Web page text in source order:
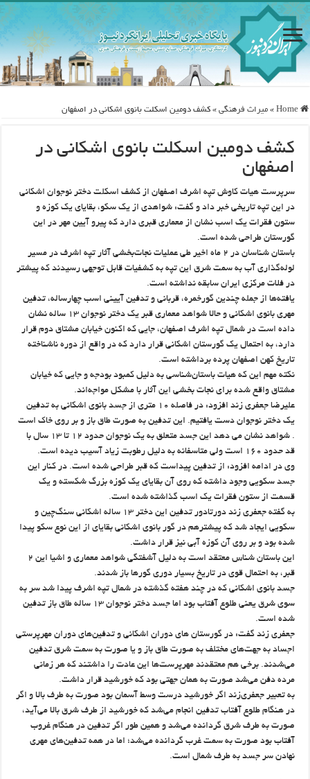
Home
» ميراث فرهنگی » کشف دومین اسکلت بانوی اشکانی در اصفهان
کشف دومین اسکلت بانوی اشکانی در
اصفهان
سرپرست هیات کاوش تپه اشرف اصفهان از کشف اسکلت دختر نوجوان اشکانی
در این تپه تاریخی خبر داد و گفت: شواهدی از یک سکو، بقایای یک کوزه و
ستون‌ فقرات یک اسب نشان از معماری قبری دارد که پیرو آیین مهر در این
گورستان طراحی شده است.
باستان شناسان در ۲ ماه اخیر طی عملیات نجات‌بخشی آثار تپه اشرف در مسیر
لوله‌گذاری آب به سمت شرق این تپه به کشفیات قابل توجهی رسیدند که پیشتر
در فلات مرکزی ایران سابقه نداشته است.
یافته‌ها از جمله چندین گورخمره، قربانی و تدفین آیینی اسب چهارساله، تدفین
مهری بانوی اشکانی و حالا شواهد معماری قبر یک دختر نوجوان ۱۳ ساله نشان
داده است در شمال تپه اشرف اصفهان، جایی که اکنون خیابان مشتاق دوم قرار
دارد، به احتمال یک گورستان اشکانی قرار دارد که در واقع از دوره ناشناخته
تاریخ کهن اصفهان پرده برداشته است.
نکته مهم این که هیات باستان‌شناسی به دلیل کمبود بودجه و جایی که خیابان
مشتاق واقع شده برای نجات بخشی این آثار با مشکل مواجه‌اند.
علیرضا جعفری زند افزود: در فاصله ۱۰ متری از جسد بانوی اشکانی به تدفین
یک دختر نوجوان دست یافتیم. این تدفین به صورت طاق باز و بر روی خاک است
. شواهد نشان می دهد این جسد متعلق به یک نوجوان حدود ۱۲ تا ۱۳ سال با
قد حدود ۱۶۰ است ولی متاسفانه به دلیل رطوبت زیاد آسیب دیده است.
وی در ادامه افزود: از تدفین پیداست که قبر طراحی شده است. در کنار این
جسد سکویی وجود داشته که روی آن بقایای یک کوزه بزرگ شکسته و یک
قسمت از ستون فقرات یک اسب گذاشته شده است.
به گفته جعفری زند دورتادور تدفین این دختر ۱۳ ساله اشکانی سنگ‌چین و
سکویی ایجاد شد که پیشترهم در گور بانوی اشکانی بقایای از این نوع سکو پیدا
شده بود و بر روی آن کوزه آبی نیز قرار داشت.
این باستان شناس معتقد است به دلیل آشفتگی شواهد معماری و اشیا این ۲
قبر، به احتمال قوی در تاریخ بسیار دوری گورها باز شدند.
جسد بانوی اشکانی که در چند هفته گذشته در شمال تپه اشرف پیدا شد سر به
سوی شرق یعنی طلوع آفتاب بود اما جسد دختر نوجوان ۱۳ ساله طاق باز تدفین
شده است.
جعفری زند گفت: در گورستان های دوران اشکانی و تدفین‌های دوران مهرپرستی
اجساد به جهت‌های مختلف به صورت طاق باز و یا صورت به سمت شرق تدفین
می‌شدند. برخی هم معتقدند مهرپرست‌ها این عادت را داشتند که هر زمانی
مرده دفن می‌شد صورت به همان جهتی بود که خورشید قرار داشت.
به تعبیر جعفری‌زند اگر خورشید درست وسط آسمان بود صورت به طرف بالا و اگر
در هنگام طلوع آفتاب تدفین انجام می‌شد که خورشید از طرف شرق بالا می‌آید،
صورت به طرف شرق گردانده می‌شد و همین طور اگر تدفین در هنگام غروب
آفتاب بود صورت به سمت غرب گردانده می‌شد؛ اما در همه تدفین‌های مهری
نهادن سر جسد به طرف شمال است.